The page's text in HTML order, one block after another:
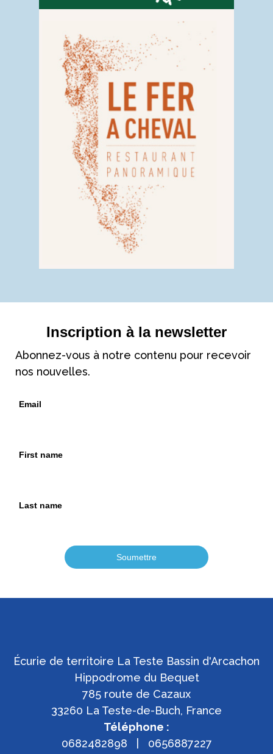
Inscription à la newsletter
Abonnez-vous à notre contenu pour recevoir
nos nouvelles.
Email
First name
Last name
Soumettre
Écurie de territoire La Teste Bassin d'Arcachon
Hippodrome du Bequet
785 route de Cazaux
33260 La Teste-de-Buch, France
Téléphone :
0682482898 | 0656887227